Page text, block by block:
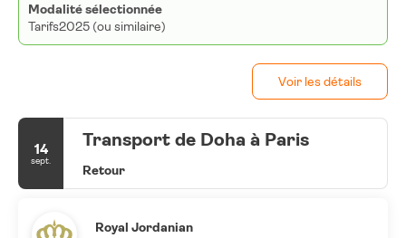
Modalité sélectionnée
Tarifs2025 (ou similaire)
Voir les détails
14
sept.
Transport de Doha à Paris
Retour
Royal Jordanian